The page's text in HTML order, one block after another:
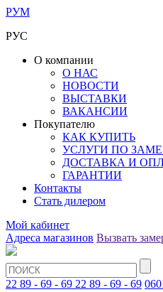
РУМ
РУС
О компании
О НАС
НОВОСТИ
ВЫСТАВКИ
ВАКАНСИИ
Покупателю
КАК КУПИТЬ
УСЛУГИ ПО
ДОСТАВКА И
ГАРАНТИИ
Контакты
Стать дилером
Мой кабинет
Адреса магазинов Вызвать
22 89 - 69 - 69 22 89 - 69 - 69